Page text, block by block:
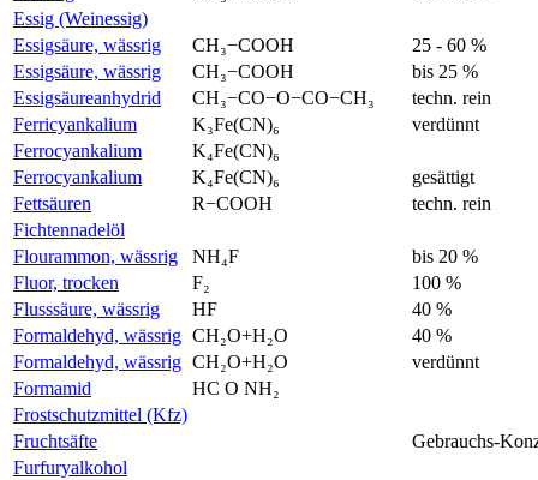
Essig (Weinessig)
Essigsäure, wässrig
CH₃−COOH
25 - 60 %
Essigsäure, wässrig
CH₃−COOH
bis 25 %
Essigsäureanhydrid
CH₃−CO−O−CO−CH₃
techn. rein
Ferricyankalium
K₃Fe(CN)₆
verdünnt
Ferrocyankalium
K₄Fe(CN)₆
Ferrocyankalium
K₄Fe(CN)₆
gesättigt
Fettsäuren
R−COOH
techn. rein
Fichtennadelöl
Flourammon, wässrig
NH₄F
bis 20 %
Fluor, trocken
F₂
100 %
Flusssäure, wässrig
HF
40 %
Formaldehyd, wässrig CH₂O+H₂O
40 %
Formaldehyd, wässrig CH₂O+H₂O
verdünnt
Formamid
HC O NH₂
Frostschutzmittel (Kfz)
Fruchtsäfte
Gebrauchs-
Furfuryalkohol